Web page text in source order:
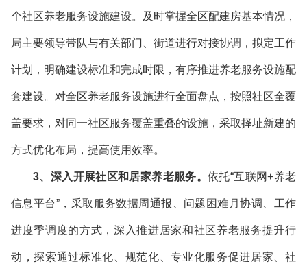
个社区养老服务设施建设。及时掌握全区配建房基本情况，
局主要领导带队与有关部门、街道进行对接协调，拟定工作
计划，明确建设标准和完成时限，有序推进养老服务设施配
套建设。对全区养老服务设施进行全面盘点，按照社区全覆
盖要求，对同一社区服务覆盖重叠的设施，采取择址新建的
方式优化布局，提高使用效率。
3、深入开展社区和居家养老服务。 依托“互联网+养老
信息平台”，采取服务数据周通报、问题困难月协调、工作
进度季调度的方式，深入推进居家和社区养老服务提升行
动，探索通过标准化、规范化、专业化服务促进居家、社